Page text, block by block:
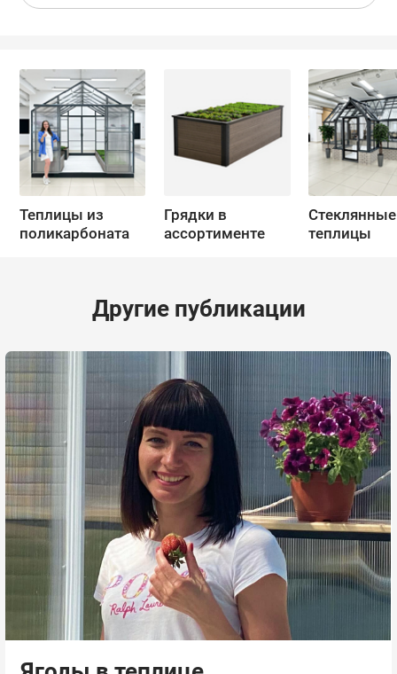
Теплицы из
поликарбоната
Грядки в
ассортименте
Стеклянные
теплицы
Другие публикации